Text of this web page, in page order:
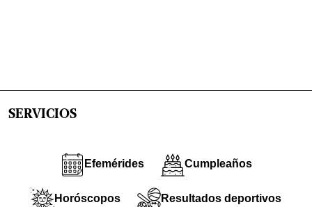
SERVICIOS
Efemérides Cumpleaños
Horóscopos Resultados deportivos